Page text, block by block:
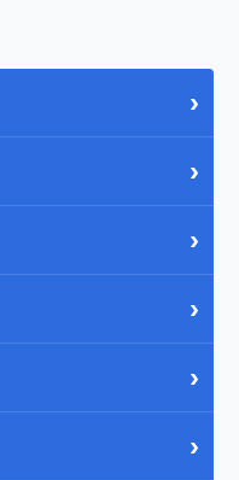
›
›
›
›
›
›